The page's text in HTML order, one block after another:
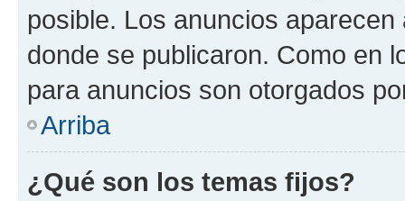
posible. Los anuncios
donde se publicaron. Como en
para anuncios son otorgados
Arriba
¿Qué son los temas fijos?